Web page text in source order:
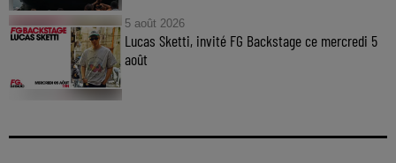
5 août 2026
Lucas Sketti, invité FG Backstage ce mercredi 5
août